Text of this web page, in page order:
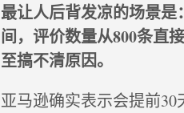
最让人后背发凉的场景
间，评价数量从800条直
至搞不清原因。
亚马逊确实表示会提前